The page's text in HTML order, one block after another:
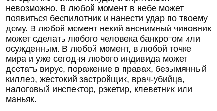
невозможно. В любой момент в небе может
появиться беспилотник и нанести удар по твоему
дому. В любой момент некий анонимный чиновник
может сделать любого человека банкротом или
осужденным. В любой момент, в любой точке
мира и уже сегодня любого индивида может
достать вирус, поражение в правах, безымянный
киллер, жестокий застройщик, врач-убийца,
налоговый инспектор, рэкетир, клеветник или
маньяк.